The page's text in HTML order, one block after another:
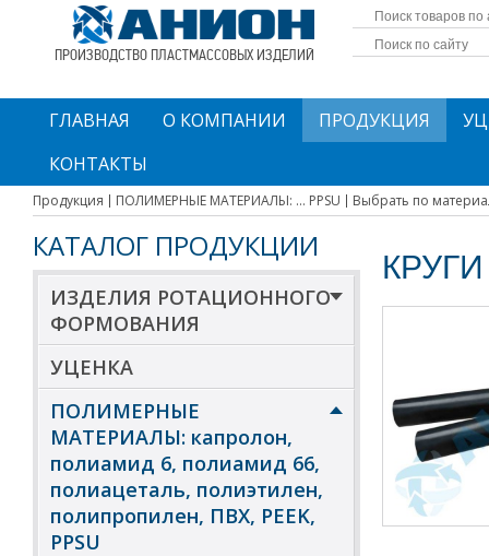
ПРОИЗВОДСТВО ПЛАСТМАССОВЫХ ИЗДЕЛИЙ
ГЛАВНАЯ О КОМПАНИИ ПРОДУКЦИЯ
КОНТАКТЫ
Продукция ПОЛИМЕРНЫЕ МАТЕРИАЛЫ: ... PPSU Выбрать по
КАТАЛОГ ПРОДУКЦИИ
ИЗДЕЛИЯ РОТАЦИОННОГО
ФОРМОВАНИЯ
УЦЕНКА
ПОЛИМЕРНЫЕ
МАТЕРИАЛЫ: капролон,
полиамид 6, полиамид 66,
полиацеталь, полиэтилен,
полипропилен, ПВХ, PEEK,
PPSU